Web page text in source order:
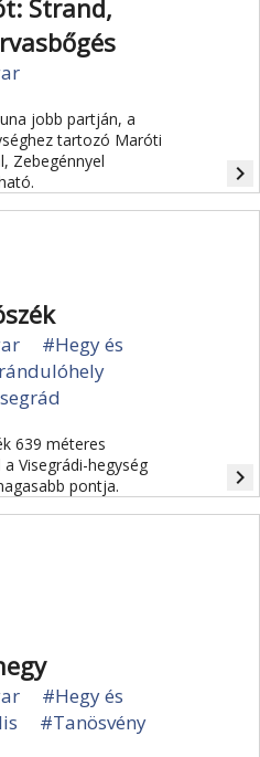
Strand,
jobb partján, a
tartozó Maróti
Zebegénnyel
navigate_next
#Hegy és
639 méteres
Visegrádi-hegység
pontja.
navigate_next
#Hegy és
#Tanösvény